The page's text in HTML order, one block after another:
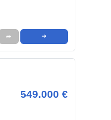
➦ ➜
549.000 €